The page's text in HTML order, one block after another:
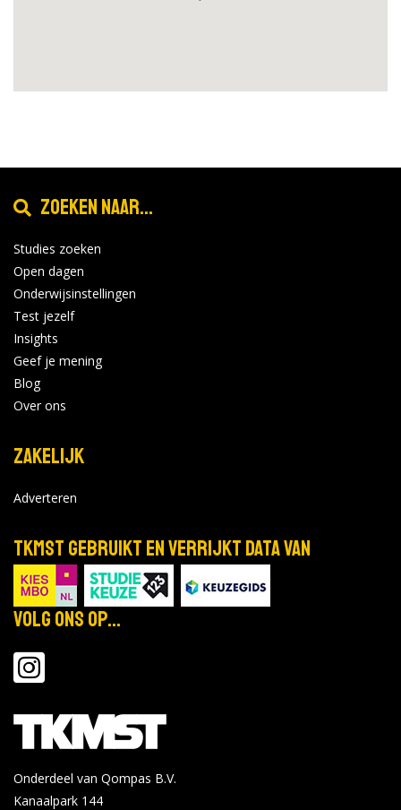
Zoeken naar...
Studies zoeken
Open dagen
Onderwijsinstellingen
Test jezelf
Insights
Geef je mening
Blog
Over ons
Zakelijk
Adverteren
TKMST gebruikt en verrijkt data van
Volg ons op...
Onderdeel van Qompas B.V.
Kanaalpark 144